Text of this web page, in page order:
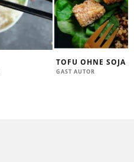
TOFU OHNE SOJA
GAST AUTOR